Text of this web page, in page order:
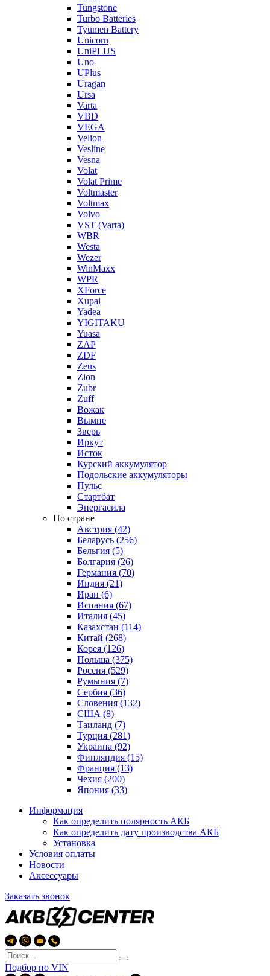
Tungstone
Turbo Batteries
Tyumen Battery
Unicorn
UniPLUS
Uno
UPlus
Uragan
Ursa
Varta
VBD
VEGA
Velion
Vesline
Vesna
Volat
Volat Prime
Voltmaster
Voltmax
Volvo
VST (Varta)
WBR
Westa
Wezer
WinMaxx
WPR
XForce
Xupai
Yadea
YIGITAKU
Yuasa
ZAP
ZDF
Zeus
Zion
Zubr
Zuff
Вожак
Вымпе
Зверь
Иркут
Исток
Курский аккумулятор
Подольские аккумуляторы
Пульс
Стартбат
Энергасила
По стране
Австрия (42)
Беларусь (256)
Бельгия (5)
Болгария (26)
Германия (70)
Индия (21)
Иран (6)
Испания (67)
Италия (45)
Казахстан (114)
Китай (268)
Корея (126)
Польша (375)
Россия (529)
Румыния (7)
Сербия (36)
Словения (132)
США (8)
Таиланд (7)
Турция (281)
Украина (92)
Финляндия (15)
Франция (13)
Чехия (200)
Япония (33)
Информация
Как определить полярность АКБ
Как определить дату производства АКБ
Установка
Условия оплаты
Новости
Аксессуары
Заказать звонок
Подбор по VIN